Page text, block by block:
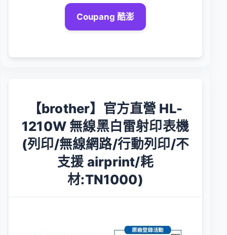
Coupang 酷澎
【brother】官方直營 HL-
1210W 無線黑白雷射印表機
(列印/無線網路/行動列印/不
支援 airprint/耗
材:TN1000)